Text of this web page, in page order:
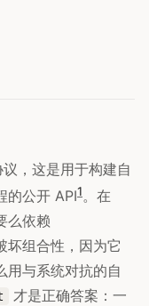
议，这是用于构建自
的公开 API1。在
么依赖
坏组合性，因为它
与系统对抗的自
才是正确答案：一